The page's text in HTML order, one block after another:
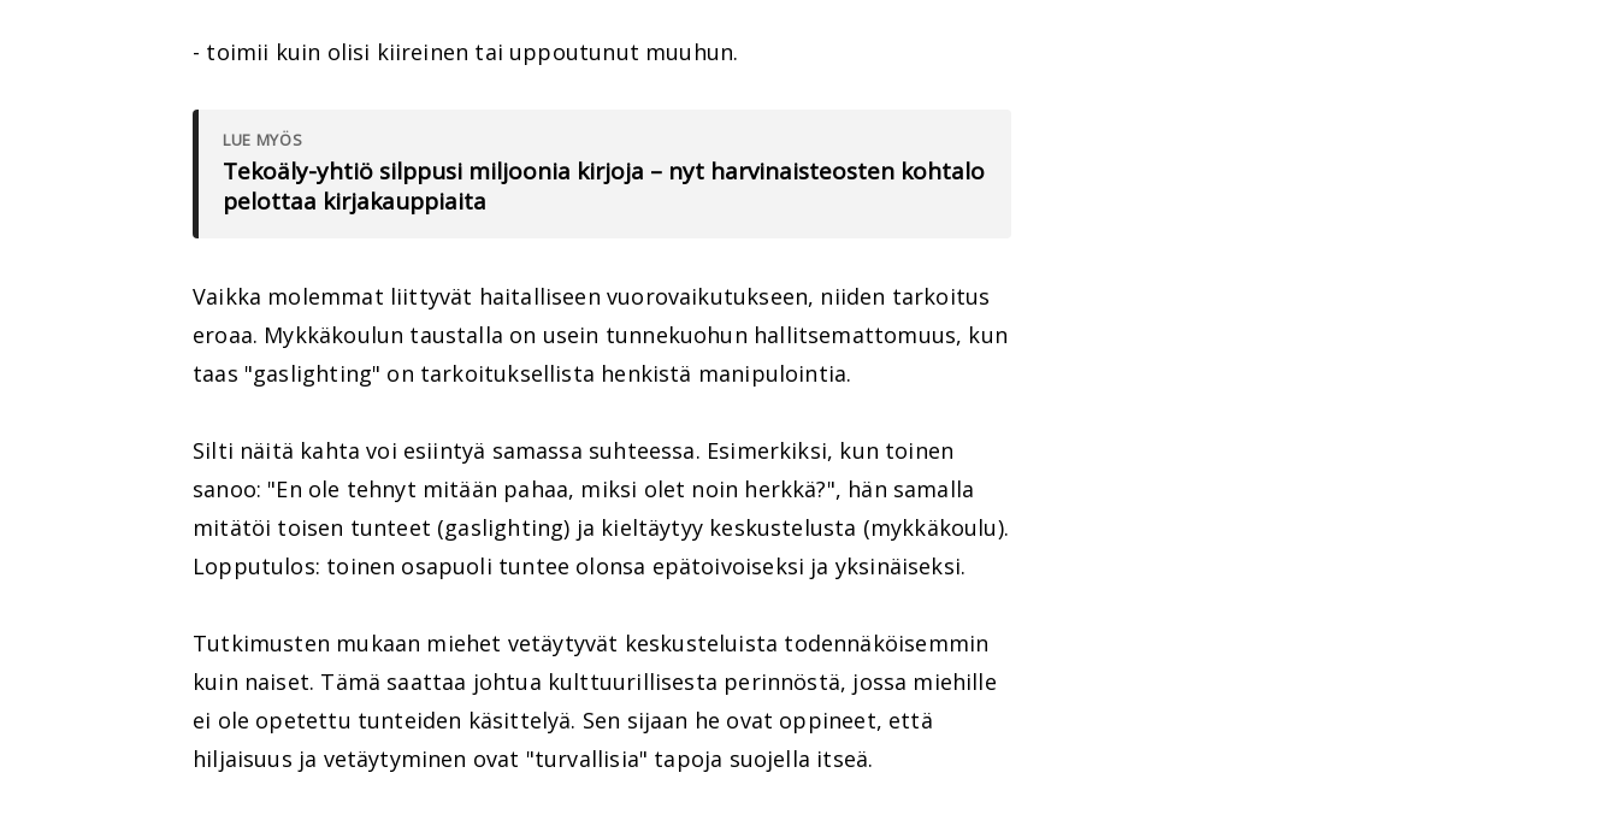
- toimii kuin olisi kiireinen tai uppoutunut muuhun.
LUE MYÖS
Tekoäly-yhtiö silppusi miljoonia kirjoja – nyt harvinaisteosten kohtalo
pelottaa kirjakauppiaita
Vaikka molemmat liittyvät haitalliseen vuorovaikutukseen, niiden tarkoitus
eroaa. Mykkäkoulun taustalla on usein tunnekuohun hallitsemattomuus, kun
taas "gaslighting" on tarkoituksellista henkistä manipulointia.
Silti näitä kahta voi esiintyä samassa suhteessa. Esimerkiksi, kun toinen
sanoo: "En ole tehnyt mitään pahaa, miksi olet noin herkkä?", hän samalla
mitätöi toisen tunteet (gaslighting) ja kieltäytyy keskustelusta (mykkäkoulu).
Lopputulos: toinen osapuoli tuntee olonsa epätoivoiseksi ja yksinäiseksi.
Tutkimusten mukaan miehet vetäytyvät keskusteluista todennäköisemmin
kuin naiset. Tämä saattaa johtua kulttuurillisesta perinnöstä, jossa miehille
ei ole opetettu tunteiden käsittelyä. Sen sijaan he ovat oppineet, että
hiljaisuus ja vetäytyminen ovat "turvallisia" tapoja suojella itseä.